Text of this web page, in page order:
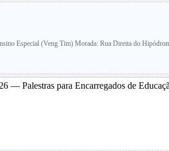
Especial (Veng Tim) Morada: Rua Direita do
— Palestras para Encarregados de